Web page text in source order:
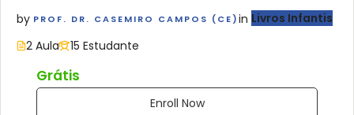
by PROF. DR. CASEMIRO CAMPOS (CE)in Livros Infantis
2 Aula
15 Estudante
Grátis
Enroll Now